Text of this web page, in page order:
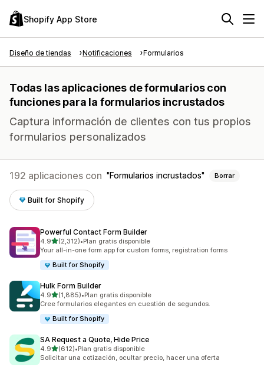
Shopify App Store
Diseño de tiendas Notificaciones Formularios
Todas las aplicaciones de formularios con
funciones para la formularios incrustados
Captura información de clientes con tus propios
formularios personalizados
192 aplicaciones con Formularios incrustados Borrar
Built for Shopify
Powerful Contact Form Builder
4.9de 5 estrellas
(2,312)
2312 reseñas en total
•Plan gratis disponible
Your all-in-one form app for custom forms, registration forms
Built for Shopify
Hulk Form Builder
4.9de 5 estrellas
(1,885)
1885 reseñas en total
•Plan gratis disponible
Cree formularios elegantes en cuestión de segundos.
Built for Shopify
SA Request a Quote, Hide Price
4.9de 5 estrellas
(612)
612 reseñas en total
•Plan gratis disponible
Solicitar una cotización, ocultar precio, hacer una oferta